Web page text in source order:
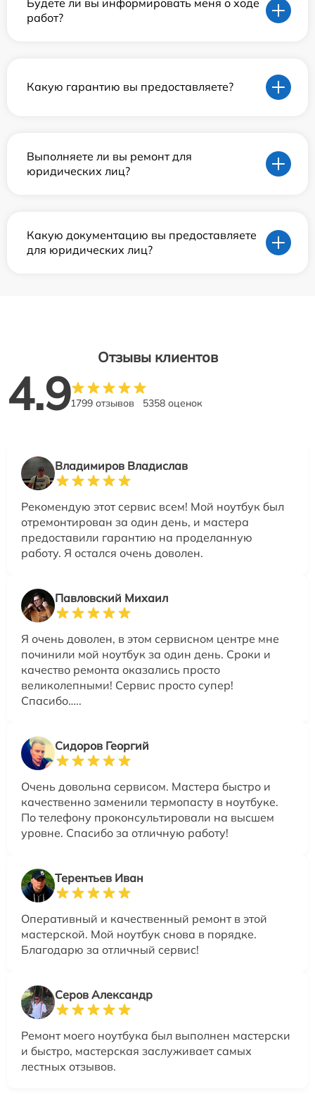
работ?
Какую гарантию вы предоставляете?
Выполняете ли вы ремонт для
юридических лиц?
Какую документацию вы предоставляете
для юридических лиц?
Отзывы клиентов
4.91799 отзывов 5358 оценок
Владимиров Владислав
Рекомендую этот сервис всем! Мой ноутбук был
отремонтирован за один день, и мастера
предоставили гарантию на проделанную
работу. Я остался очень доволен.
Павловский Михаил
Я очень доволен, в этом сервисном центре мне
починили мой ноутбук за один день. Сроки и
качество ремонта оказались просто
великолепными! Сервис просто супер!
Спасибо…..
Сидоров Георгий
Очень довольна сервисом. Мастера быстро и
качественно заменили термопасту в ноутбуке.
По телефону проконсультировали на высшем
уровне. Спасибо за отличную работу!
Терентьев Иван
Оперативный и качественный ремонт в этой
мастерской. Мой ноутбук снова в порядке.
Благодарю за отличный сервис!
Серов Александр
Ремонт моего ноутбука был выполнен мастерски
и быстро, мастерская заслуживает самых
лестных отзывов.